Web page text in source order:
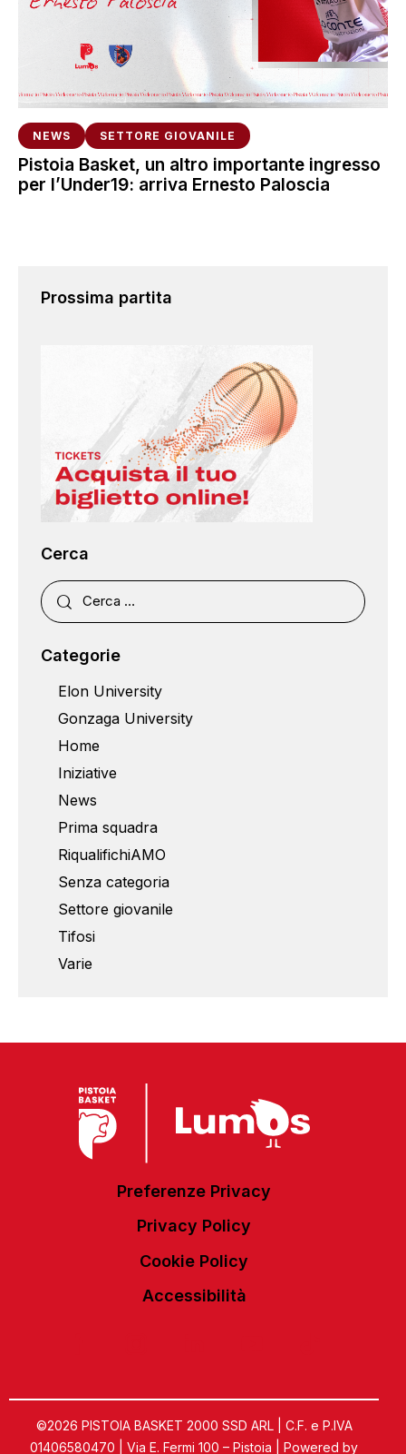
NEWS SETTORE GIOVANILE
Pistoia Basket, un altro importante ingresso
per l’Under19: arriva Ernesto Paloscia
Prossima partita
Cerca
Categorie
Elon University
Gonzaga University
Home
Iniziative
News
Prima squadra
RiqualifichiAMO
Senza categoria
Settore giovanile
Tifosi
Varie
Preferenze Privacy
Privacy Policy
Cookie Policy
Accessibilità
©2026 PISTOIA BASKET 2000 SSD ARL | C.F. e P.IVA
01406580470 | Via E. Fermi 100 – Pistoia | Powered by